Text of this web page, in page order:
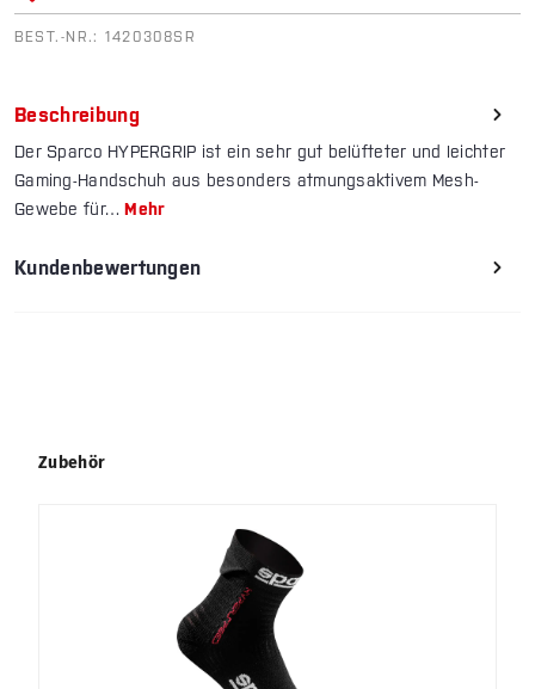
BEST.-NR.:1420308SR
Beschreibung
Der Sparco HYPERGRIP ist ein sehr gut belüfteter und leichter
Gaming-Handschuh aus besonders atmungsaktivem Mesh-
Gewebe für…Mehr
Kundenbewertungen
Produktgalerie überspringen
Zubehör